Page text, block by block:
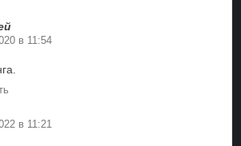
в 11:54
в 11:21